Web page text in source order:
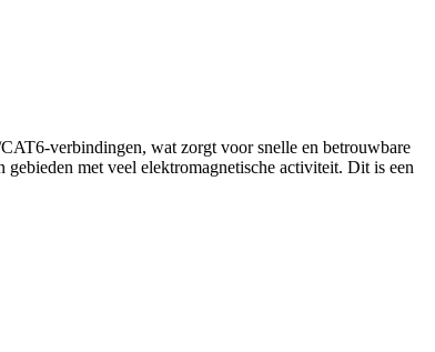
verbindingen, wat zorgt voor snelle en betrouwbare
met veel elektromagnetische activiteit. Dit is een